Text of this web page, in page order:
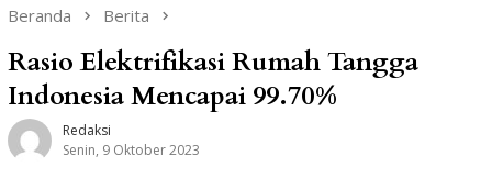
Beranda Berita
Rasio Elektrifikasi Rumah Tangga
Indonesia Mencapai 99.70%
Redaksi
Senin, 9 Oktober 2023